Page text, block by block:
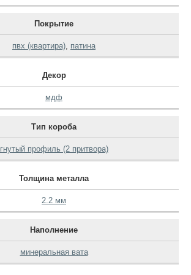
Покрытие
пвх (квартира), патина
Декор
мдф
Тип короба
гнутый профиль (2 притвора)
Толщина металла
2.2 мм
Наполнение
минеральная вата